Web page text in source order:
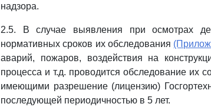
надзора.
2.5. В случае выявления при осмотрах
нормативных сроков их обследования
аварий, пожаров, воздействия на
процесса и т.д. проводится обследование их
имеющими разрешение (лицензию)
последующей периодичностью в 5 лет.